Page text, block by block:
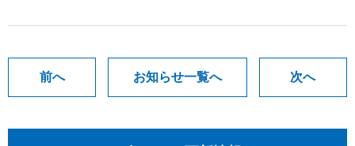
前へ お知らせ一覧へ 次へ